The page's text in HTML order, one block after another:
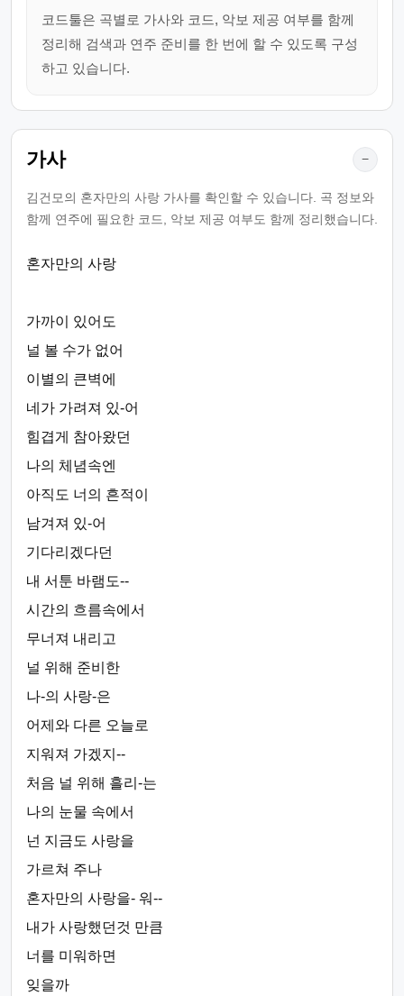
코드툴은 곡별로 가사와 코드, 악보 제공 여부를 함께
정리해 검색과 연주 준비를 한 번에 할 수 있도록 구성
하고 있습니다.
가사 −
김건모의 혼자만의 사랑 가사를 확인할 수 있습니다. 곡 정보와
함께 연주에 필요한 코드, 악보 제공 여부도 함께 정리했습니다.
혼자만의 사랑
가까이 있어도
널 볼 수가 없어
이별의 큰벽에
네가 가려져 있-어
힘겹게 참아왔던
나의 체념속엔
아직도 너의 흔적이
남겨져 있-어
기다리겠다던
내 서툰 바램도--
시간의 흐름속에서
무너져 내리고
널 위해 준비한
나-의 사랑-은
어제와 다른 오늘로
지워져 가겠지--
처음 널 위해 흘리-는
나의 눈물 속에서
넌 지금도 사랑을
가르쳐 주나
혼자만의 사랑을- 워--
내가 사랑했던것 만큼
너를 미워하면
잊을까